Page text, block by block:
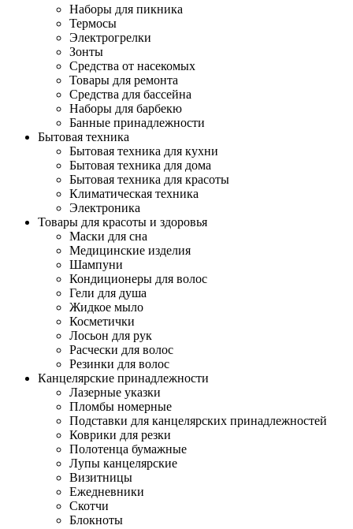
Наборы для пикника
Термосы
Электрогрелки
Зонты
Средства от насекомых
Товары для ремонта
Средства для бассейна
Наборы для барбекю
Банные принадлежности
Бытовая техника
Бытовая техника для кухни
Бытовая техника для дома
Бытовая техника для красоты
Климатическая техника
Электроника
Товары для красоты и здоровья
Маски для сна
Медицинские изделия
Шампуни
Кондиционеры для волос
Гели для душа
Жидкое мыло
Косметички
Лосьон для рук
Расчески для волос
Резинки для волос
Канцелярские принадлежности
Лазерные указки
Пломбы номерные
Подставки для канцелярских принадлежностей
Коврики для резки
Полотенца бумажные
Лупы канцелярские
Визитницы
Ежедневники
Скотчи
Блокноты